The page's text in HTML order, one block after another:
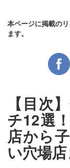
本ページに掲載の
ます。
【目次
チ12選
店から
い穴場